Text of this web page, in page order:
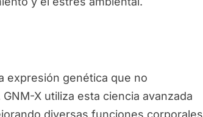
expresión genética que no
X utiliza esta ciencia avanzada
diversas funciones corporales